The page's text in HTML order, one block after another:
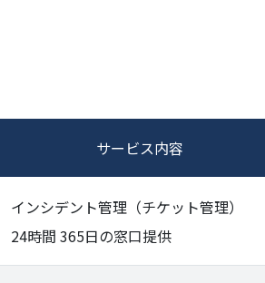
サービス内容
インシデント管理（チケット管理）
24時間 365日の窓口提供